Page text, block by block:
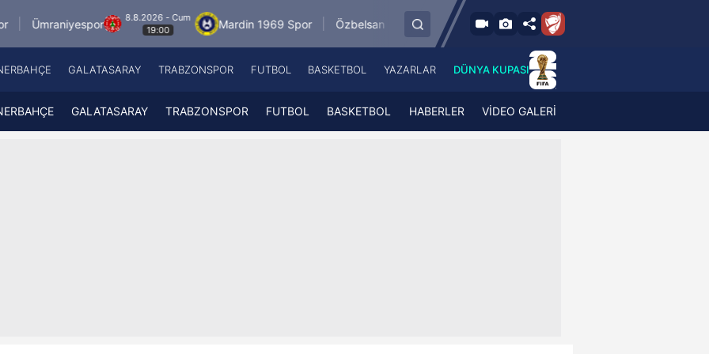
8.8.2026 - Cum
19:00
Mardin 1969 Spor Özbelsan Sivasspor
8.8.2026 - Cum
19:00
Esenler Erokspor
Fenerbahçe
Galatasaray
A Spor
ATV
A Haber Radyo
A Spor Radyo
A News Radio
GALATASARAY TRABZONSPOR FUTBOL BASKETBOL YAZARLAR DÜNYA KUPASI
GALATASARAY TRABZONSPOR FUTBOL BASKETBOL HABERLER VİDEO GALERİ